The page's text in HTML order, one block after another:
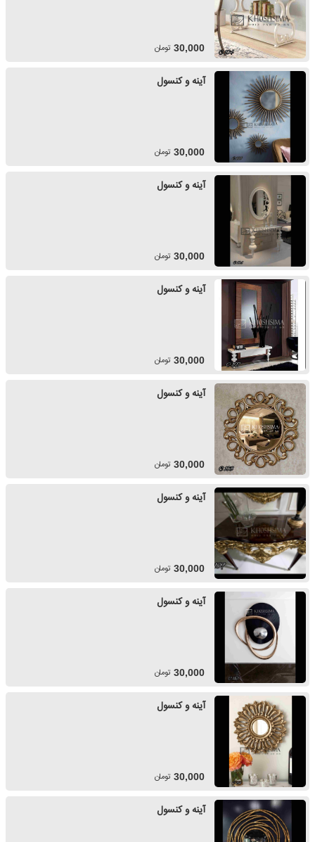
30,000 تومان
آینه و کنسول
30,000 تومان
آینه و کنسول
30,000 تومان
آینه و کنسول
30,000 تومان
آینه و کنسول
30,000 تومان
آینه و کنسول
30,000 تومان
آینه و کنسول
30,000 تومان
آینه و کنسول
30,000 تومان
آینه و کنسول